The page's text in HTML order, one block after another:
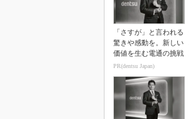
「さすが」と言われる
驚きや感動を。新しい
価値を生む電通の挑戦
PR(dentsu Japan)